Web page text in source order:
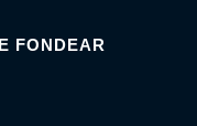
FONDEAR